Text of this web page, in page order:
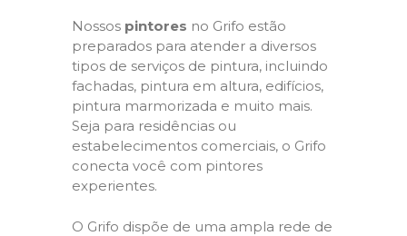
Nossos pintores no Grifo estão
preparados para atender a diversos
tipos de serviços de pintura, incluindo
fachadas, pintura em altura, edifícios,
pintura marmorizada e muito mais.
Seja para residências ou
estabelecimentos comerciais, o Grifo
conecta você com pintores
experientes.
O Grifo dispõe de uma ampla rede de